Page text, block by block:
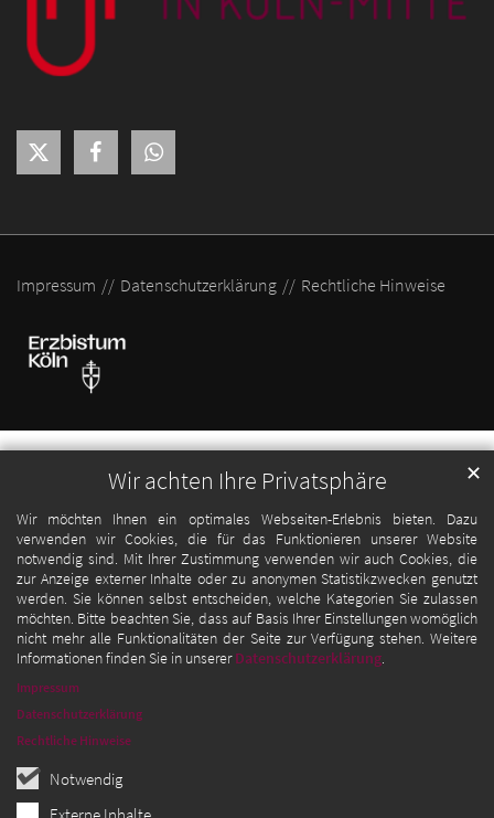
Wir achten Ihre Privatsphäre
Wir möchten Ihnen ein optimales Webseiten-Erlebnis bieten. Dazu
verwenden wir Cookies, die für das Funktionieren unserer Website
notwendig sind. Mit Ihrer Zustimmung verwenden wir auch Cookies, die
zur Anzeige externer Inhalte oder zu anonymen Statistikzwecken genutzt
werden. Sie können selbst entscheiden, welche Kategorien Sie zulassen
möchten. Bitte beachten Sie, dass auf Basis Ihrer Einstellungen womöglich
nicht mehr alle Funktionalitäten der Seite zur Verfügung stehen. Weitere
Informationen finden Sie in unsererDatenschutzerklärung.
Notwendig
✕
Impressum
Datenschutzerklärung
Rechtliche Hinweise
Impressum Datenschutzerklärung Rechtliche Hinweise